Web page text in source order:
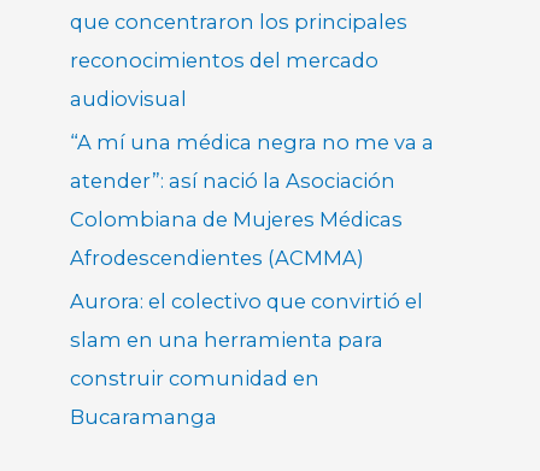
que concentraron los principales
reconocimientos del mercado
audiovisual
“A mí una médica negra no me va a
atender”: así nació la Asociación
Colombiana de Mujeres Médicas
Afrodescendientes (ACMMA)
Aurora: el colectivo que convirtió el
slam en una herramienta para
construir comunidad en
Bucaramanga